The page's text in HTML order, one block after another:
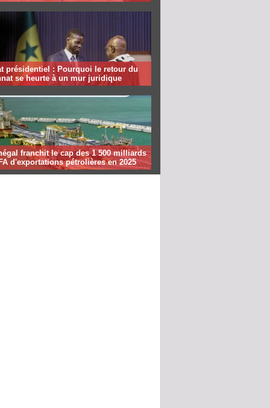
présidentiel : Pourquoi le retour du
se heurte à un mur juridique
franchit le cap des 1 500 milliards
d'exportations pétrolières en 2025